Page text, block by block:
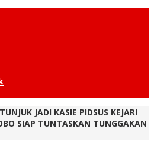
JADI KASIE PIDSUS KEJARI
SIAP TUNTASKAN TUNGGAKAN